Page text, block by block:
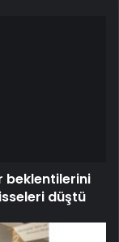
beklentilerini
düştü